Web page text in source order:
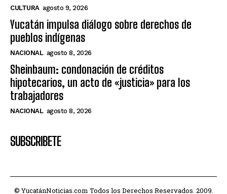
CULTURA agosto 9, 2026
Yucatán impulsa diálogo sobre derechos de
pueblos indígenas
NACIONAL agosto 8, 2026
Sheinbaum: condonación de créditos
hipotecarios, un acto de «justicia» para los
trabajadores
NACIONAL agosto 8, 2026
SUBSCRIBETE
© YucatánNoticias.com Todos los Derechos Reservados. 2009.